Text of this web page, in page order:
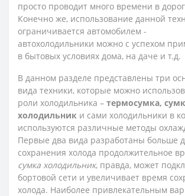
просто проводит много времени в
Конечно же, использование данной
ограничивается автомобилем -
автохолодильники можно с успехом
в бытовых условиях дома, на даче и т.д.
В данном разделе представлены три
вида техники, которые можно
роли холодильника – термосумка,
холодильник и сами холодильники в
используются различные методы
Первые два вида разработаны больше
сохранения холода продолжительное
сумка холодильник, правда, может
бортовой сети и увеличивает время
холода. Наиболее привлекательным